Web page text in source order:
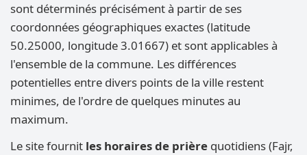
sont déterminés précisément à partir de ses
coordonnées géographiques exactes (latitude
50.25000, longitude 3.01667) et sont applicables à
l'ensemble de la commune. Les différences
potentielles entre divers points de la ville restent
minimes, de l'ordre de quelques minutes au
maximum.
Le site fournit les horaires de prière quotidiens (Fajr,